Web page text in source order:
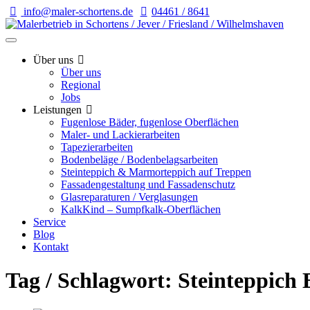
info@maler-schortens.de 04461 / 8641
Über uns
Über uns
Regional
Jobs
Leistungen
Fugenlose Bäder, fugenlose Oberflächen
Maler- und Lackierarbeiten
Tapezierarbeiten
Bodenbeläge / Bodenbelagsarbeiten
Steinteppich & Marmorteppich auf Treppen
Fassadengestaltung und Fassadenschutz
Glasreparaturen / Verglasungen
KalkKind – Sumpfkalk-Oberflächen
Service
Blog
Kontakt
Tag / Schlagwort: Steinteppich